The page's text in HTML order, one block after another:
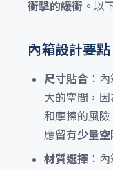
衝擊的緩衝 。以
內箱設計要點
尺寸貼合 ：
大的空間，
和摩擦的風
應留有少量空
材質選擇 ：